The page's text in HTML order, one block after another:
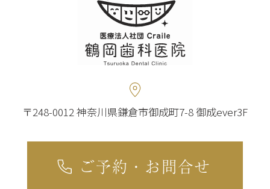
〒248-0012 神奈川県鎌倉市御成町7-8 御成ever3F
ご予約・お問合せ